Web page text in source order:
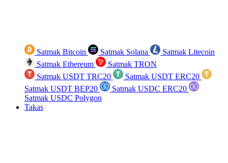
Satmak Bitcoin Satmak Solana
Satmak Litecoin
Satmak Ethereum
Satmak TRON
Satmak USDT TRC20
Satmak USDT ERC20
Satmak USDT BEP20
Satmak USDC ERC20
Satmak USDC Polygon
Takas